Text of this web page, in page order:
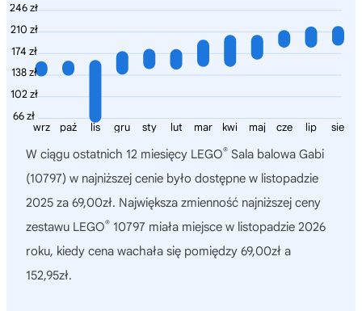
246 zł
210 zł
174 zł
138 zł
102 zł
66 zł
sie
lip
cze
maj
kwi
mar
lut
sty
gru
lis
paź
wrz
W ciągu ostatnich 12 miesięcy LEGO® Sala balowa Gabi
(10797) w najniższej cenie było dostępne w listopadzie
2025 za 69,00zł. Największa zmienność najniższej ceny
zestawu LEGO® 10797 miała miejsce w listopadzie 2026
roku, kiedy cena wachała się pomiędzy 69,00zł a
152,95zł.